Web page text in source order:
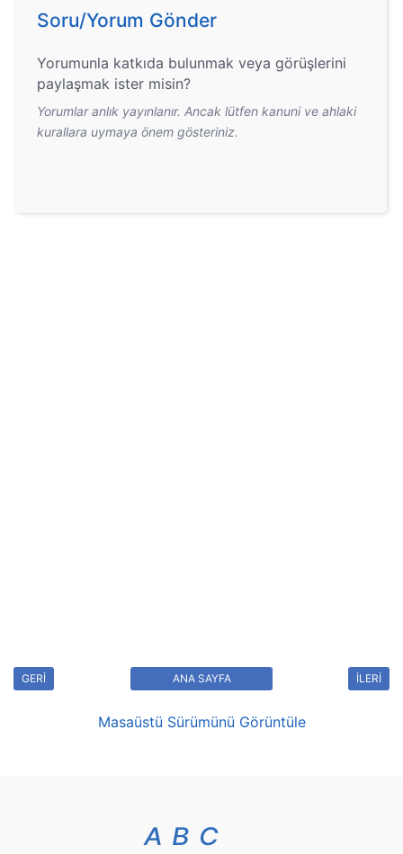
Soru/Yorum Gönder
Yorumunla katkıda bulunmak veya görüşlerini
paylaşmak ister misin?
Yorumlar anlık yayınlanır. Ancak lütfen kanuni ve ahlaki
kurallara uymaya önem gösteriniz.
GERİ İLERİ
ANA SAYFA
Masaüstü Sürümünü Görüntüle
A B C